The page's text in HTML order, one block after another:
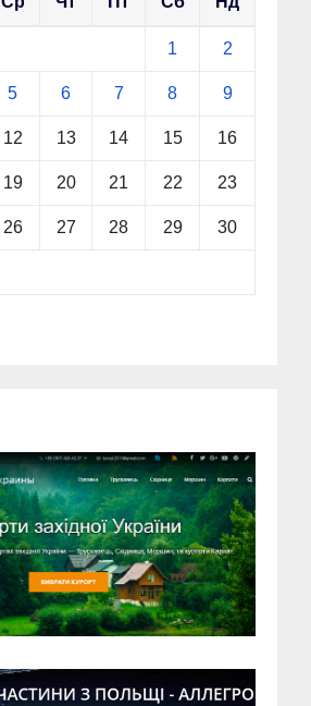
1 2
5 6 7 8 9
12 13 14 15 16
19 20 21 22 23
26 27 28 29 30